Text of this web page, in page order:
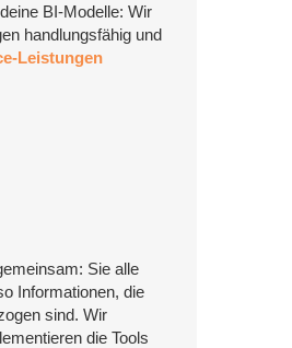
BI-Modelle: Wir
handlungsfähig und
Leistungen
Sie alle
Informationen, die
sind. Wir
die Tools